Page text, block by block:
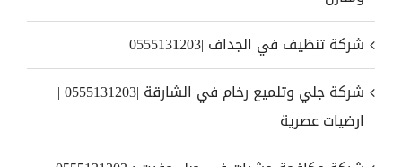
شركة تنظيف في الجداف |0555131203
شركة جلي وتلميع رخام في الشارقة |0555131203 |
ارضيات عصرية